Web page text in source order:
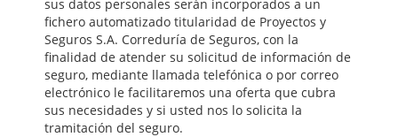
sus datos personales serán incorporados a un
fichero automatizado titularidad de Proyectos y
Seguros S.A. Correduría de Seguros, con la
finalidad de atender su solicitud de información de
seguro, mediante llamada telefónica o por correo
electrónico le facilitaremos una oferta que cubra
sus necesidades y si usted nos lo solicita la
tramitación del seguro.